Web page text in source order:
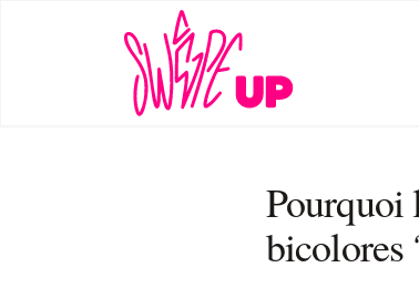
Pourquoi
bicolores